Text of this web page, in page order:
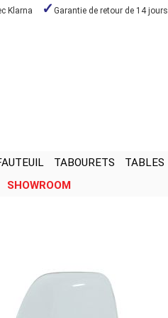
Klarna Garantie de retour de 14 jours
TABOURETS TABLES
SHOWROOM